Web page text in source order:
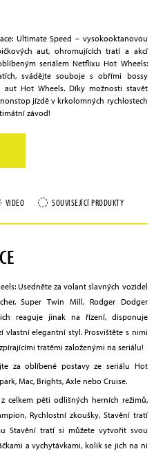
Ultimate Speed – vysokooktanovou
aut, ohromujících tratí a akcí
seriálem Netflixu Hot Wheels:
svádějte souboje s obřími bossy
aut Hot Wheels. Díky možnosti stavět
jízdě v krkolomných rychlostech
závod!
VIDEO SOUVISEJÍCÍ PRODUKTY
Usedněte za volant slavných vozidel
Super Twin Mill, Rodger Dodger
reaguje jinak na řízení, disponuje
vlastní elegantní styl. Prosvištěte s nimi
tratěmi založenými na seriálu!
za oblíbené postavy ze seriálu Hot
Mac, Brights, Axle nebo Cruise.
celkem pěti odlišných herních režimů,
Rychlostní zkoušky, Stavění tratí
Stavění tratí si můžete vytvořit svou
a vychytávkami, kolik se jich na ni